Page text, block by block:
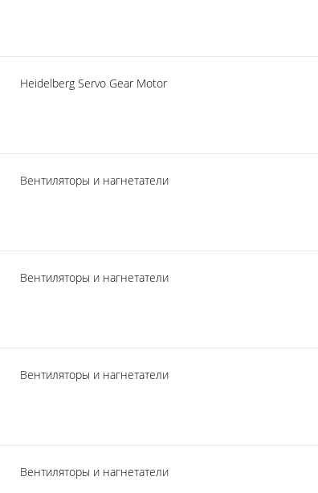
Heidelberg Servo Gear Motor
Вентиляторы и нагнетатели
Вентиляторы и нагнетатели
Вентиляторы и нагнетатели
Вентиляторы и нагнетатели